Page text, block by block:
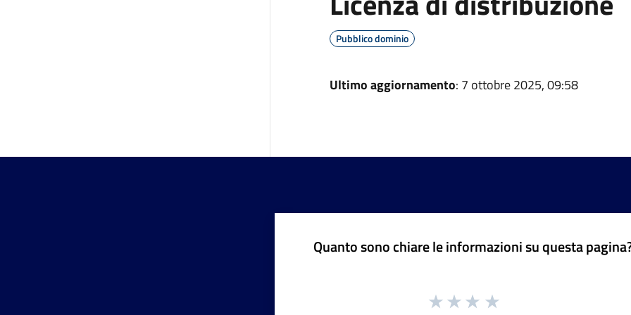
Pubblico dominio
Ultimo aggiornamento: 7 ottobre 2025, 09:58
Quanto sono chiare le informazioni su questa